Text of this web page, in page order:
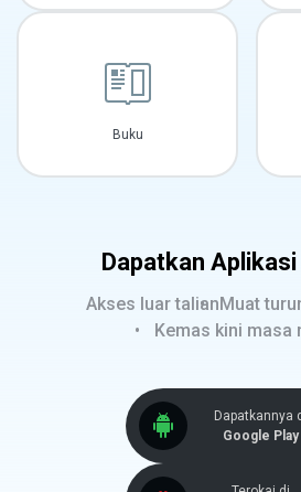
Buku
Dapatkan
Akses luar talianMuat
Kemas kini masa
Dapatkannya
Google Play